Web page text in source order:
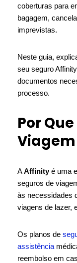
coberturas para
bagagem,
imprevistas.
Neste guia,
seu seguro
documentos
processo.
Por
AAffinityé uma
seguros de
às necessidades
viagens de lazer,
Os planos de
assistência
reembolso em